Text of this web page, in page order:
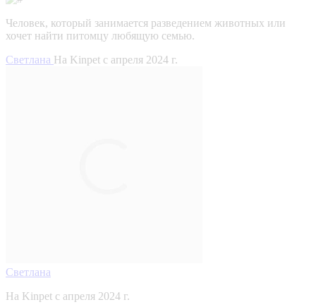
Человек, который занимается разведением животных или
хочет найти питомцу любящую семью.
Светлана На Kinpet c апреля 2024 г.
Светлана
На Kinpet c апреля 2024 г.